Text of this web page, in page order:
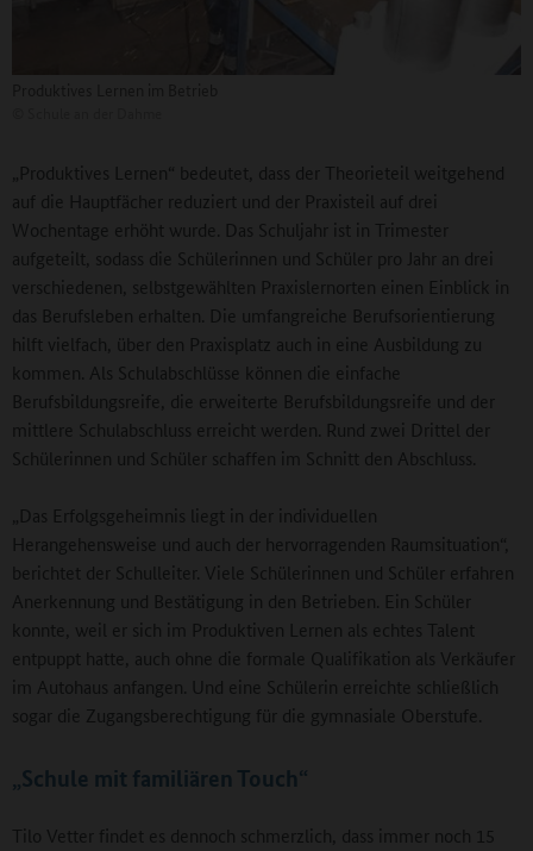
„Produktives Lernen“ bedeutet, dass der Theorieteil weitgehend
auf die Hauptfächer reduziert und der Praxisteil auf drei
Wochentage erhöht wurde. Das Schuljahr ist in Trimester
aufgeteilt, sodass die Schülerinnen und Schüler pro Jahr an drei
verschiedenen, selbstgewählten Praxislernorten einen Einblick in
das Berufsleben erhalten. Die umfangreiche Berufsorientierung
hilft vielfach, über den Praxisplatz auch in eine Ausbildung zu
kommen. Als Schulabschlüsse können die einfache
Berufsbildungsreife, die erweiterte Berufsbildungsreife und der
mittlere Schulabschluss erreicht werden. Rund zwei Drittel der
Schülerinnen und Schüler schaffen im Schnitt den Abschluss.
„Das Erfolgsgeheimnis liegt in der individuellen
Herangehensweise und auch der hervorragenden Raumsituation“,
berichtet der Schulleiter. Viele Schülerinnen und Schüler erfahren
Anerkennung und Bestätigung in den Betrieben. Ein Schüler
konnte, weil er sich im Produktiven Lernen als echtes Talent
entpuppt hatte, auch ohne die formale Qualifikation als Verkäufer
im Autohaus anfangen. Und eine Schülerin erreichte schließlich
sogar die Zugangsberechtigung für die gymnasiale Oberstufe.
„Schule mit familiären Touch“
Tilo Vetter findet es dennoch schmerzlich, dass immer noch 15